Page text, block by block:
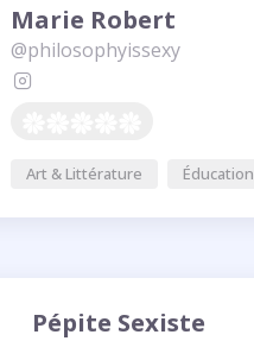
Marie Robert
@philosophyissexy
Art & Littérature Éducation
Pépite Sexiste